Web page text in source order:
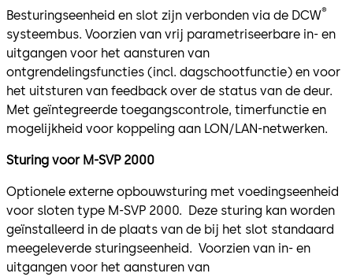
Besturingseenheid en slot zijn verbonden via de DCW®
systeembus. Voorzien van vrij parametriseerbare in- en
uitgangen voor het aansturen van
ontgrendelingsfuncties (incl. dagschootfunctie) en voor
het uitsturen van feedback over de status van de deur.
Met geïntegreerde toegangscontrole, timerfunctie en
mogelijkheid voor koppeling aan LON/LAN-netwerken.
Sturing voor M-SVP 2000
Optionele externe opbouwsturing met voedingseenheid
voor sloten type M-SVP 2000. Deze sturing kan worden
geïnstalleerd in de plaats van de bij het slot standaard
meegeleverde sturingseenheid. Voorzien van in- en
uitgangen voor het aansturen van